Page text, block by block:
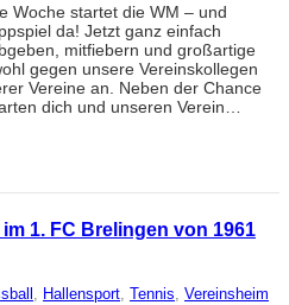
Woche startet die WM – und
da! Jetzt ganz einfach
mitfiebern und großartige
gegen unsere Vereinskollegen
Vereine an. Neben der Chance
dich und unseren Verein…
1. FC Brelingen von 1961
, Hallensport, Tennis, Vereinsheim